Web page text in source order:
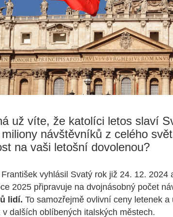
už víte, že katolíci letos slaví
miliony návštěvníků z celého
na vaši letošní dovolenou?
vyhlásil Svatý rok již 24. 12. 2024
2025 připravuje na dvojnásobný počet
lidí. To samozřejmě ovlivní ceny letenek
v dalších oblíbených italských městech.